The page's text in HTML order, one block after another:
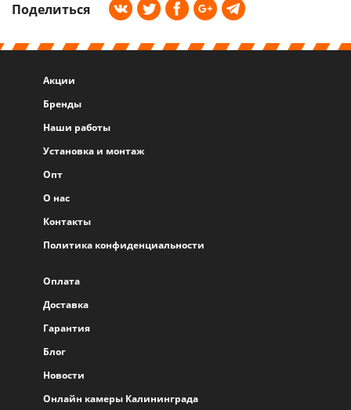
Поделиться
Акции
Бренды
Наши работы
Установка и монтаж
Опт
О нас
Контакты
Политика конфиденциальности
Оплата
Доставка
Гарантия
Блог
Новости
Онлайн камеры Калининграда